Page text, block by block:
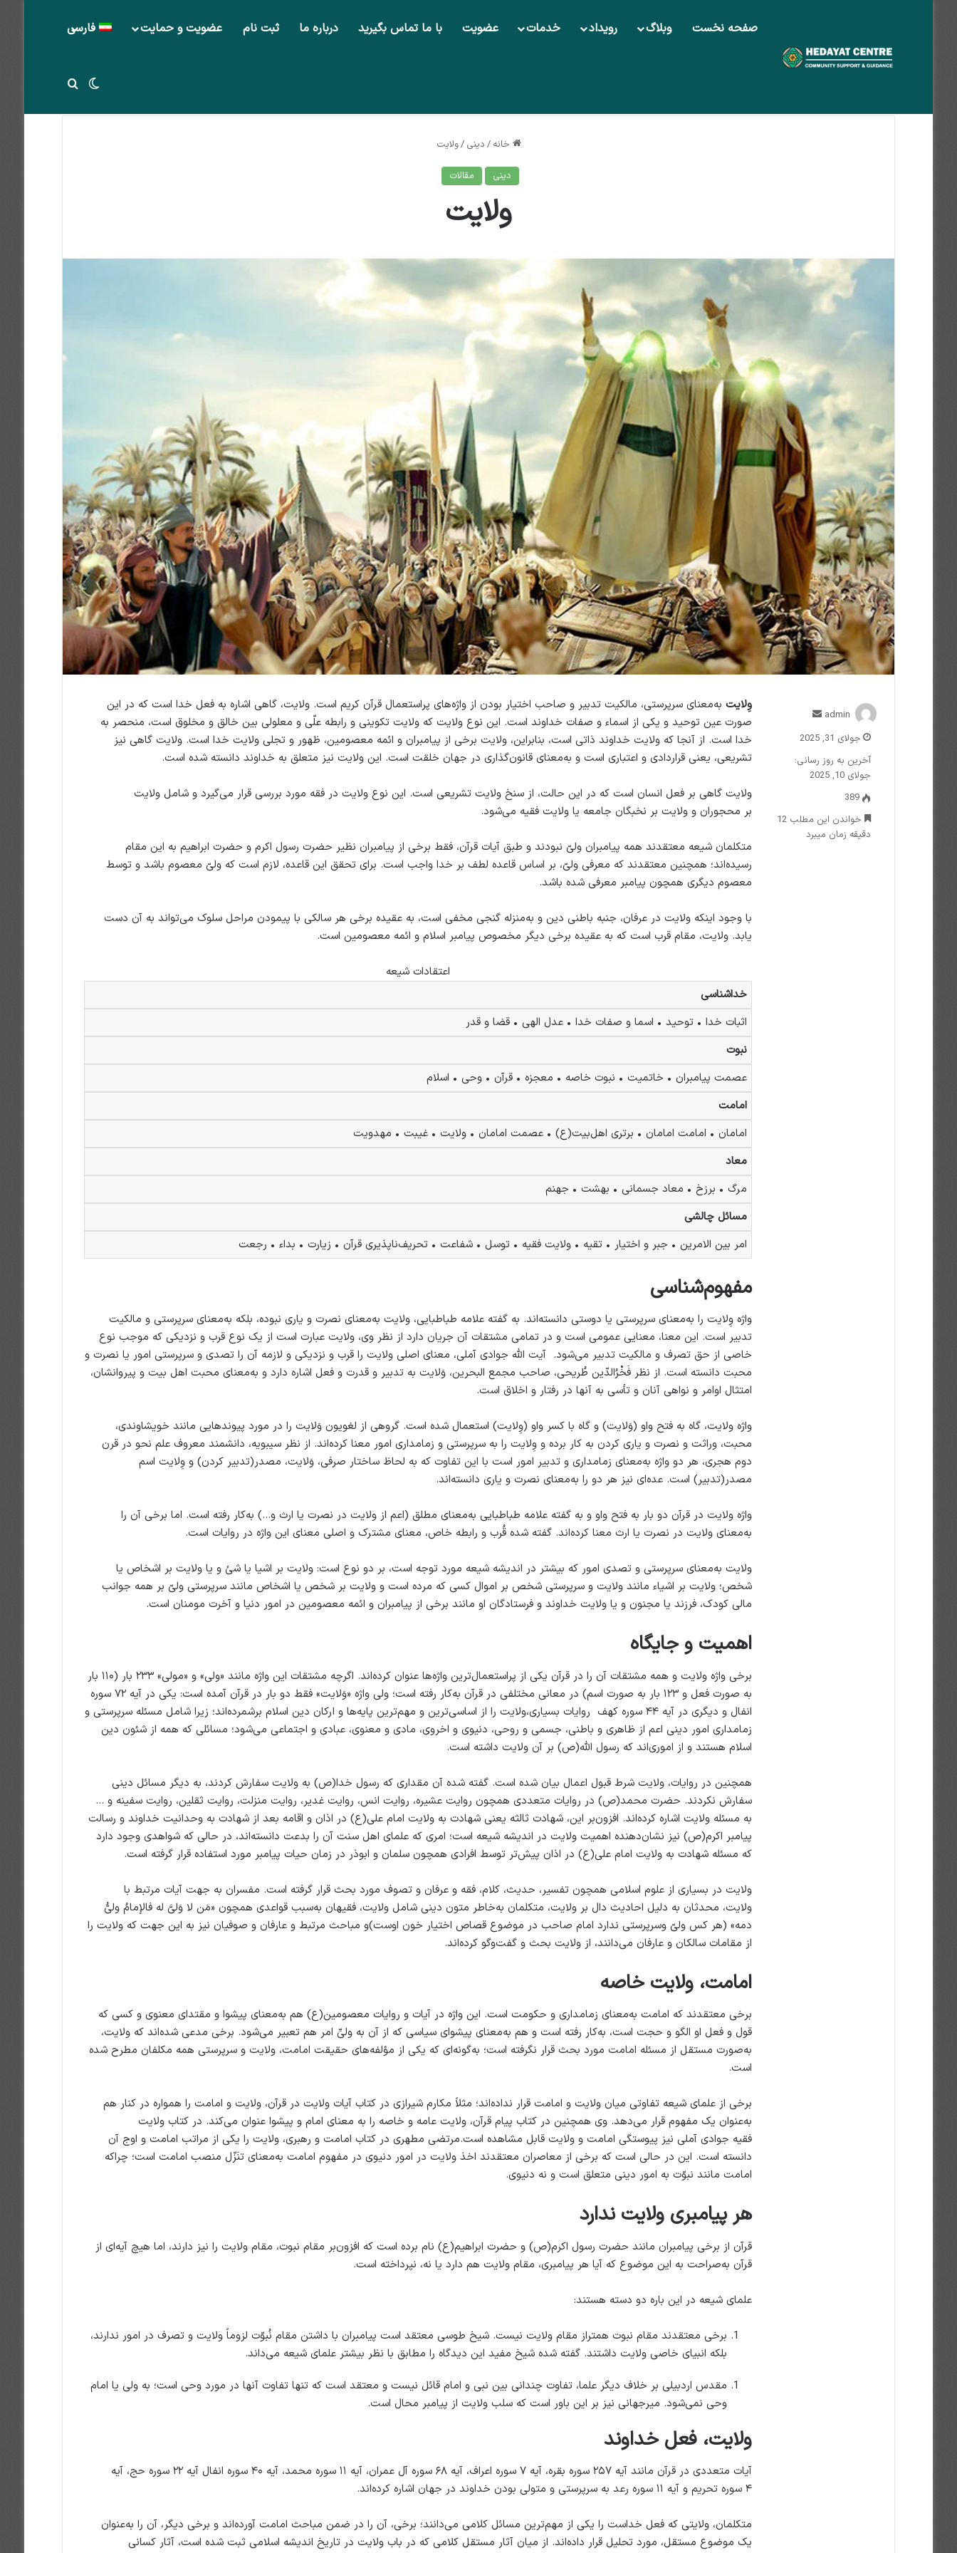
صفحه نخست وبلاگ رویداد خدمات عضویت با ما تماس بگیرید درباره ما ثبت نام عضویت و حمایت فارسی
تغییر پوسته
جستجو برای
خانه / دینی /ولایت
دینی مقالات
ولایت
وِلایتبه‌معنای سرپرستی، مالکیت تدبیر و صاحب اختیار بودن از واژه‌های پراستعمال قرآن کریم‌ است. ولایت، گاهی اشاره به فعل خدا است که در این
صورت عین توحید و یکی از اسماء و صفات خداوند است. این نوع ولایت که ولایت تکوینی و رابطه علّی و معلولی بین خالق و مخلوق است، منحصر به
خدا است. از آنجا که ولایت خداوند ذاتی است، بنابراین، ولایت برخی از پیامبران و ائمه معصومین، ظهور و تجلی ولایت خدا است. ولایت گاهی نیز
تشریعی، یعنی قراردادی و اعتباری است و به‌معنای قانون‌گذاری در جهان خلقت است. این ولایت نیز متعلق به خداوند دانسته شده است.
ولایت گاهی‌ بر فعل انسان است که در این حالت، از سنخ ولایت تشریعی است. این نوع ولایت در فقه مورد بررسی قرار می‌گیرد و شامل ولایت
بر محجوران و ولایت بر نخبگان جامعه یا ولایت فقیه می‌شود.
متکلمان شیعه معتقدند همه پیامبران ولیّ نبودند و طبق آیات قرآن، فقط برخی از پیامبران نظیر حضرت رسول اکرم و حضرت ابراهیم به این مقام
رسیده‌اند؛ همچنین معتقدند که معرفی ولیّ، بر اساس قاعده لطف بر خدا واجب است. برای تحقق این قاعده، لازم است که ولیّ معصوم باشد و توسط
معصوم دیگری همچون پیامبر معرفی شده باشد.
با وجود اینکه ولایت در عرفان، جنبه باطنی دین و به‌منزله گنجی مخفی است، به عقیده برخی هر سالکی با پیمودن مراحل سلوک می‌تواند به آن دست
یابد. ولایت، مقام قرب است که به عقیده برخی دیگر مخصوص پیامبر اسلام و ائمه معصومین است.
اعتقادات شیعه
‌خداشناسی
اثبات خدا • توحید • اسما و صفات خدا • عدل الهی • قضا و قدر
نبوت
عصمت پیامبران • خاتمیت • نبوت خاصه • معجزه • قرآن • وحی • اسلام
امامت
امامان • امامت امامان • برتری اهل‌بیت(ع) • عصمت امامان • ولایت • غیبت • مهدویت
معاد
مرگ • برزخ • معاد جسمانی • بهشت • جهنم
مسائل چالشی
امر بین الامرین • جبر و اختیار • تقیه • ولایت فقیه • توسل • شفاعت • تحریف‌ناپذیری قرآن • زیارت • بداء • رجعت
مفهوم‌شناسی
واژه وِلایت را به‌معنای سرپرستی یا دوستی دانسته‌اند. به گفته علامه طباطبایی، ولایت به‌معنای نصرت و یاری نبوده، بلکه به‌معنای سرپرستی و مالکیت
تدبیر است. این معنا، معنایی عمومی است و در تمامی مشتقات آن جریان دارد از نظر وی، ولایت عبارت است از یک نوع قرب و نزدیکی که موجب نوع
خاصی از حق تصرف و مالکیت تدبیر می‌شود. آیت الله جوادی آملی، معنای اصلی ولایت را قرب و نزدیکی و لازمه آن را تصدی و سرپرستی امور یا نصرت و
محبت دانسته است. از نظر فَخْرُالدّین طُریحی، صاحب مجمع البحرین، وَلایت به تدبیر و قدرت و فعل اشاره دارد و به‌معنای محبت اهل بیت و پیروانشان،
امتثال اوامر و نواهی آنان و تأسی به آنها در رفتار و اخلاق است.
واژه ولایت، گاه به فتح واو (وَلایت) و گاه با کسر واو (وِلایت) استعمال شده است. گروهی از لغویون وَلایت را در مورد پیوندهایی مانند خویشاوندی،
محبت،‌ وراثت و نصرت و یاری کردن به کار برده و وِلایت را به سرپرستی و زمامداری امور معنا کرده‌اند. از نظر سیبویه، دانشمند معروف علم نحو در قرن
دوم هجری، هر دو واژه به‌معنای زمامداری و تدبیر امور است با این تفاوت که به لحاظ ساختار صرفی، وَلایت، مصدر(تدبیر کردن) و وِلایت اسم
مصدر(تدبیر) است. عده‌ای نیز هر دو را به‌معنای نصرت و یاری دانسته‌اند.
واژه ولایت در قرآن دو بار به فتح واو و به گفته علامه طباطبایی به‌معنای مطلق (اعم از ولایت در نصرت یا ارث و…) به‌کار رفته است. اما برخی آن را
به‌معنای ولایت در نصرت یا ارث معنا کرده‌اند. گفته شده قُرب و رابطه خاص، معنای مشترک و اصلی معنای این واژه در روایات است.
ولایت به‌معنای سرپرستی و تصدی امور که بیشتر در اندیشه شیعه مورد توجه است، بر دو نوع است: ولایت بر اشیا یا شئ و یا ولایت بر اشخاص یا
شخص؛ ولایت بر اشیاء مانند ولایت و سرپرستی شخص بر اموال کسی که مرده است و ولایت بر شخص یا اشخاص مانند سرپرستی ولیّ بر همه جوانب
مالی کودک، فرزند یا مجنون و یا ولایت خداوند و فرستادگان او مانند برخی از پیامبران و ائمه معصومین در امور دنیا و آخرت مومنان است.
اهمیت و جایگاه
برخی واژه ولایت و همه مشتقات آن را در قرآن یکی از پراستعمال‌ترین واژه‌ها عنوان کرده‌اند. اگرچه مشتقات این واژه مانند «ولی» و «مولی» ۲۳۳ بار (۱۱۰ بار
به صورت فعل و ۱۲۳ بار به صورت اسم) در معانی مختلفی در قرآن به‌کار رفته است؛ ولی واژه «وَلایت» فقط دو بار در قرآن آمده است: یکی در آیه ۷۲ سوره
انفال و دیگری در آیه ۴۴ سوره کهف روایات بسیاری،ولایت را از اساسی‌ترین و مهم‌ترین پایه‌ها و ارکان دین اسلام برشمرده‌اند؛ زیرا شامل مسئله سرپرستی و
زمامداری امور دینی اعم از ظاهری و باطنی، جسمی و روحی، دنیوی و اخروی، مادی و معنوی، عبادی و اجتماعی می‌شود؛ مسائلی که همه از شئون دین
اسلام هستند و از اموری‌اند که رسول الله(ص) بر آن ولایت داشته است.
همچنین در روایات، ولایت شرط قبول اعمال بیان شده است. گفته شده آن مقداری که رسول خدا(ص) به ولایت سفارش کردند، به دیگر مسائل دینی
سفارش نکردند. حضرت محمد(ص) در روایات متعددی همچون روایت عشیره، روایت انس، روایت غدیر، روایت منزلت، روایت ثقلین، روایت سفینه و …
به مسئله ولایت اشاره کرده‌اند. افزون‌بر این، شهادت ثالثه یعنی شهادت به ولایت امام علی(ع) در اذان و اقامه بعد از شهادت به وحدانیت خداوند و رسالت
پیامبر اکرم(ص) نیز نشان‌دهنده اهمیت ولایت در اندیشه شیعه است؛ امری که علمای اهل سنت آن را بدعت دانسته‌اند، در حالی که شواهدی وجود دارد
که مسئله شهادت به ولایت امام علی(ع) در اذان پیش‌تر توسط افرادی همچون سلمان و ابوذر در زمان حیات پیامبر مورد استفاده قرار گرفته است.
ولایت در بسیاری از علوم اسلامی همچون تفسیر، حدیث، کلام، فقه و عرفان و تصوف مورد بحث قرار گرفته است. مفسران به جهت آیات مرتبط با
ولایت، محدثان به دلیل احادیث دال بر ولایت، متکلمان به‌خاطر متون دینی شامل ولایت، فقیهان به‌سبب قواعدی همچون «مَن لا وَلیَّ له فالإمامُ ولیُّ
دمه» (هر کس ولیّ وسرپرستی ندارد امام صاحب در موضوع قصاص اختیار خون اوست)و مباحث مرتبط و عارفان و صوفیان نیز به این جهت که ولایت را
از مقامات سالکان و عارفان می‌دانند، از ولایت بحث و گفت‌وگو کرده‌اند.
امامت، ولایت خاصه
برخی معتقدند که امامت به‌معنای زمامداری و حکومت است. این واژه در آیات و روایات معصومین(ع) هم به‌معنای پیشوا و مقتدای معنوی و کسی که
قول و فعل او الگو و حجت است، به‌کار رفته است و هم به‌معنای پیشوای سیاسی که از آن به ولیِّ امر هم تعبیر می‌شود. برخی مدعی شده‌اند که ولایت،
به‌صورت مستقل از مسئله امامت مورد بحث قرار نگرفته است؛ به‌گونه‌ای که یکی از مؤلفه‌های حقیقت امامت، ولایت و سرپرستی همه مکلفان‌ مطرح شده
است.
برخی از علمای شیعه تفاوتی میان ولایت و امامت قرار نداده‌اند؛ مثلاً مکارم شیرازی در کتاب آیات ولایت در قرآن، ولایت و امامت را همواره در کنار هم
به‌عنوان یک مفهوم قرار می‌دهد. وی همچنین در کتاب پیام قرآن، ولایت عامه و خاصه را به معنای امام و پیشوا عنوان می‌کند. در کتاب ولایت
فقیه جوادی آملی نیز پیوستگی امامت و ولایت قابل مشاهده است.مرتضی مطهری در کتاب امامت و رهبری، ولایت را یکی از مراتب امامت و اوج آن
دانسته است. این در حالی است که برخی از معاصران معتقدند اخذ ولایت در امور دنیوی در مفهوم امامت به‌معنای تنَزّل منصب امامت است؛ چراکه
امامت مانند نبوّت به امور دینی متعلق است و نه دنیوی.
هر پیامبری ولایت ندارد
قرآن از برخی پیامبران مانند حضرت رسول اکرم(ص) و حضرت ابراهیم(ع) نام برده است که افزون‌بر مقام نبوت، مقام ولایت را نیز دارند، اما هیچ آیه‌ای از
قرآن به‌صراحت به این موضوع که آیا هر پیامبری، مقام ولایت هم دارد یا نه، نپرداخته است.
علمای شیعه در این باره دو دسته هستند:
برخی معتقدند مقام نبوت همتراز مقام ولایت نیست. شیخ طوسی معتقد است پیامبران با داشتن مقام نُبوّت لزوماً ولایت و تصرف در امور ندارند،
بلکه انبیای خاصی ولایت داشتند. گفته شده شیخ مفید این دیدگاه را مطابق با نظر بیشتر علمای شیعه می‌داند.
مقدس اردبیلی بر خلاف دیگر علما، تفاوت چندانی بین نبی و امام قائل نیست و معتقد است که تنها تفاوت آنها در مورد وحی است؛ به ولی یا امام
وحی نمی‌شود. میرجهانی نیز بر این باور است که سلب ولایت از پیامبر محال است.
ولایت، فعل خداوند
آیات متعددی در قرآن مانند آیه ۲۵۷ سوره بقره، آیه ۷ سوره اعراف، آیه ۶۸ سوره آل عمران، آیه ۱۱ سوره محمد، آیه ۴۰ سوره انفال آیه ۲۲ سوره حج، آیه
۴ سوره تحریم و آیه ۱۱ سوره رعد به سرپرستی و متولی بودن خداوند در جهان اشاره‌ کرده‌اند.
متکلمان، ولایتی که فعل خداست را یکی از مهم‌ترین مسائل کلامی می‌دانند؛ برخی، آن را در ضمن مباحث امامت آورده‌اند و برخی دیگر، آن را به‌عنوان
یک موضوع مستقل، مورد تحلیل قرار داده‌اند. از میان آثار مستقل کلامی که در باب ولایت در تاریخ اندیشه اسلامی ثبت شده است، آثار کسانی
admin
ارسال
جولای 31, 2025
آخرین به روز رسانی:
جولای 10, 2025
389
خواندن این مطلب 12
دقیقه زمان میبرد